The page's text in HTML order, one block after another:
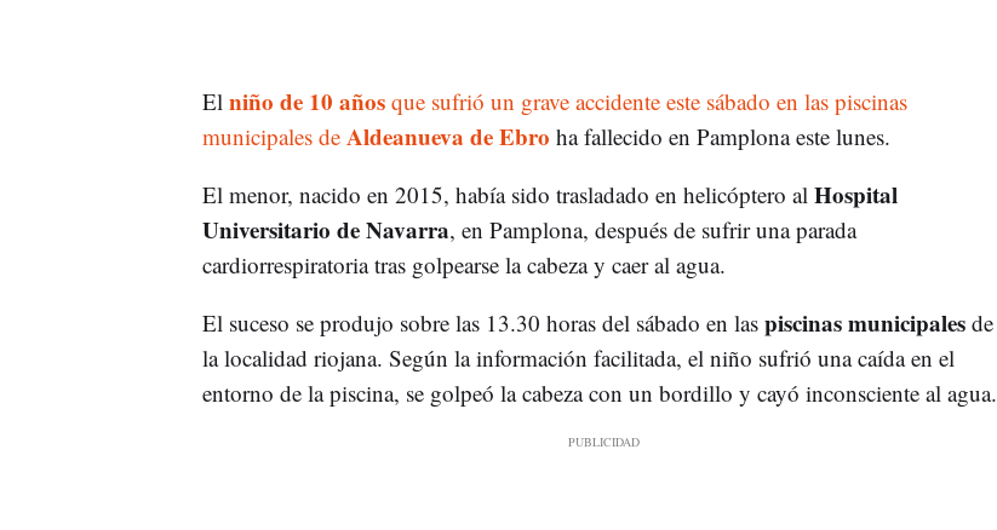
El niño de 10 añosque sufrió un grave accidente este sábado en las piscinas
municipales de Aldeanueva de Ebro ha fallecido en Pamplona este lunes.
El menor, nacido en 2015, había sido trasladado en helicóptero al Hospital
Universitario de Navarra, en Pamplona, después de sufrir una parada
cardiorrespiratoria tras golpearse la cabeza y caer al agua.
El suceso se produjo sobre las 13.30 horas del sábado en las piscinas municipalesde
la localidad riojana. Según la información facilitada, el niño sufrió una caída en el
entorno de la piscina, se golpeó la cabeza con un bordillo y cayó inconsciente al agua.